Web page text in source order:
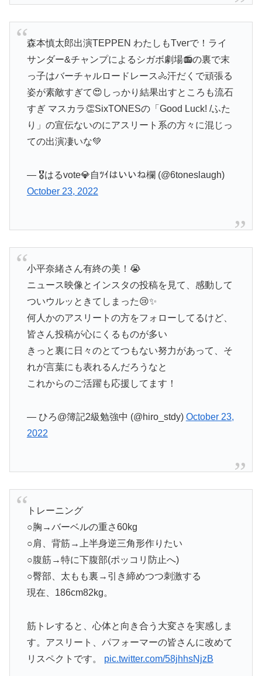
森本慎太郎出演TEPPEN わたしもTverで！ライ
サンダー&チャンプによるシガボ劇場📻の裏で末
っ子はバーチャルロードレース🚴汗だくで頑張る
姿が素敵すぎて😍しっかり結果出すところも流石
すぎ マスカラ👏SixTONESの「Good Luck! /ふた
り」の宣伝ないのにアスリート系の方々に混じっ
ての出演凄いな💚
— 🎖はるvote💎自ﾂｲはいいね欄 (@6toneslaugh)
October 23, 2022
小平奈緒さん有終の美！😭
ニュース映像とインスタの投稿を見て、感動して
ついウルッときてしまった😢✨
何人かのアスリートの方をフォローしてるけど、
皆さん投稿が心にくるものが多い
きっと裏に日々のとてつもない努力があって、そ
れが言葉にも表れるんだろうなと
これからのご活躍も応援してます！
— ひろ@簿記2級勉強中 (@hiro_stdy) October 23,
2022
トレーニング
○胸→バーベルの重さ60kg
○肩、背筋→上半身逆三角形作りたい
○腹筋→特に下腹部(ポッコリ防止へ)
○臀部、太もも裏→引き締めつつ刺激する
現在、186cm82kg。
筋トレすると、心体と向き合う大変さを実感しま
す。アスリート、パフォーマーの皆さんに改めて
リスペクトです。 pic.twitter.com/58jhhsNjzB